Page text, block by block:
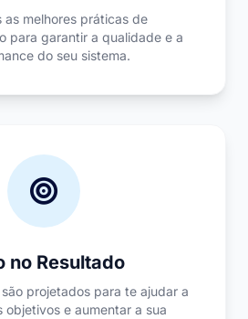
as melhores práticas de
para garantir a qualidade e a
do seu sistema.
no Resultado
projetados para te ajudar a
objetivos e aumentar a sua